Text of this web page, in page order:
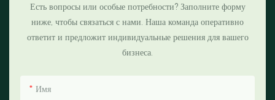
Есть вопросы или особые потребности? Заполните форму
ниже, чтобы связаться с нами. Наша команда оперативно
ответит и предложит индивидуальные решения для вашего
бизнеса.
Имя